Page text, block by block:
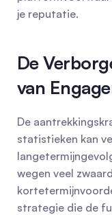
je reputatie.
De
van
De
statistieken kan
wegen veel
strategie die de